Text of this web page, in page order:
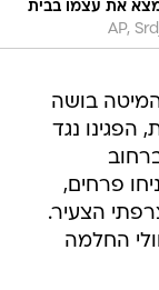
את עצמו בבית
AP,
בושה
הפגינו נגד
פרחים,
הצעיר.
החלמה